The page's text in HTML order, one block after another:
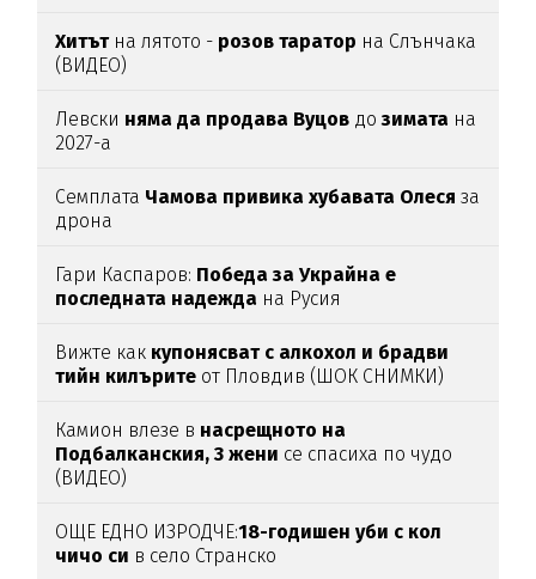
Хитътна лятото - розов таратор на Слънчака
(ВИДЕО)
Левски няма да продава Вуцов дозимата на
2027-а
Семплата Чамова привика хубавата Олеся за
дрона
Гари Каспаров: Победа за Украйна е
последната надежда на Русия
Вижте как купонясват с алкохол и брадви
тийн килърите от Пловдив (ШОК СНИМКИ)
Камион влезе в насрещното на
Подбалканския, 3 жени се спасиха по чудо
(ВИДЕО)
ОЩЕ ЕДНО ИЗРОДЧЕ:18-годишен уби с кол
чичо си в село Странско